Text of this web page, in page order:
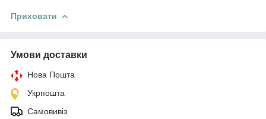
Приховати
Умови доставки
Нова Пошта
Укрпошта
Самовивіз